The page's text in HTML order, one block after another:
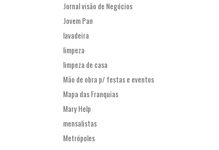
Jornal visão de Negócios
Jovem Pan
lavadeira
limpeza
limpeza de casa
Mão de obra p/ festas e eventos
Mapa das Franquias
Mary Help
mensalistas
Metrópoles